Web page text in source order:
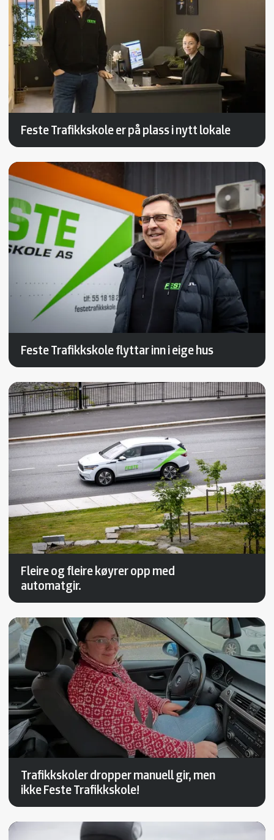
Feste Trafikkskole er på plass i nytt lokale
Feste Trafikkskole flyttar inn i eige hus
Fleire og fleire køyrer opp med
automatgir.
Trafikkskoler dropper manuell gir, men
ikke Feste Trafikkskole!